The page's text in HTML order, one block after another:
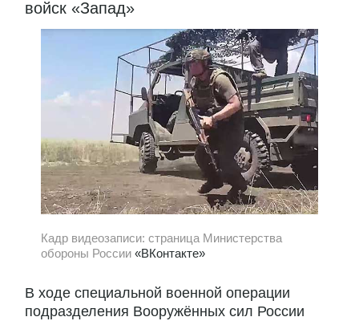
войск «Запад»
Кадр видеозаписи: страница Министерства
обороны России «ВКонтакте»
В ходе специальной военной операции
подразделения Вооружённых сил России